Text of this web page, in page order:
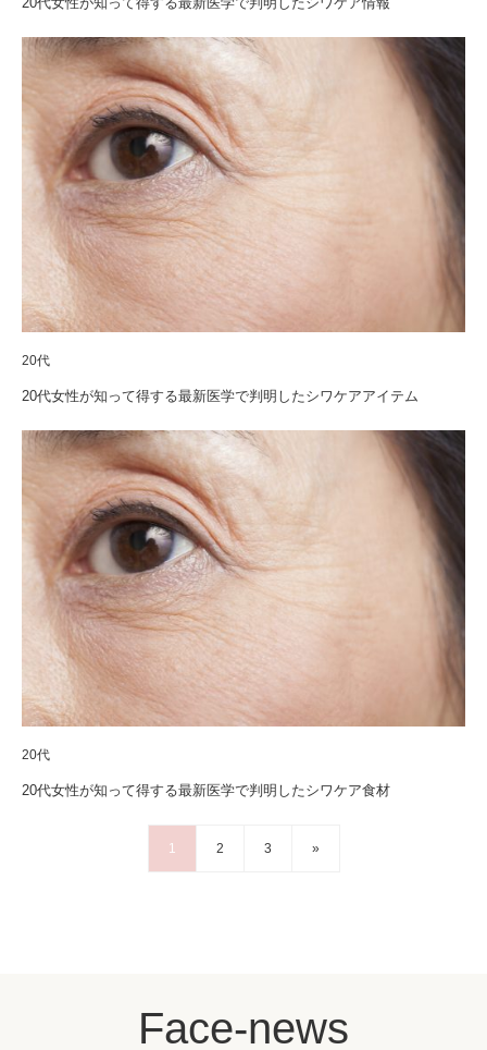
20代
20代女性が知って得する最新医学で判明したシワケアアイテム
20代
20代女性が知って得する最新医学で判明したシワケア食材
1 2 3 »
Face-news